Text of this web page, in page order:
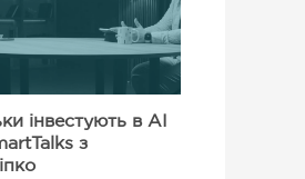
інвестують в AI
з